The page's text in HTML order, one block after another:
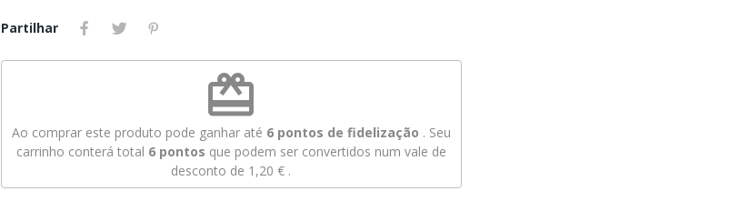
Partilhar
redeem
Ao comprar este produto pode ganhar até 6pontos de fidelização . Seu
carrinho conterá total 6pontos que podem ser convertidos num vale de
desconto de 1,20 € .